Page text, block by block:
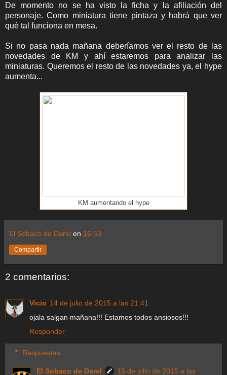
De momento no se ha visto la ficha y la afiliación del
personaje. Como miniatura tiene pintaza y habrá que ver
qué tal funciona en mesa.
Si no pasa nada mañana deberíamos ver el resto de las
novedades de KM y ahí estaremos para analizar las
miniaturas. Queremos el resto de las novedades ya, el hype
aumenta...
KM aumentando el hype
El Sobaco de Darel en 16:53
Compartir
2 comentarios:
Vicio 14 de julio de 2015 a las 21:41
ojala salgan mañana!!! Estamos todos ansiosos!!!
Responder
Respuestas
El Sobaco de Darel 15 de julio de 2015 a las